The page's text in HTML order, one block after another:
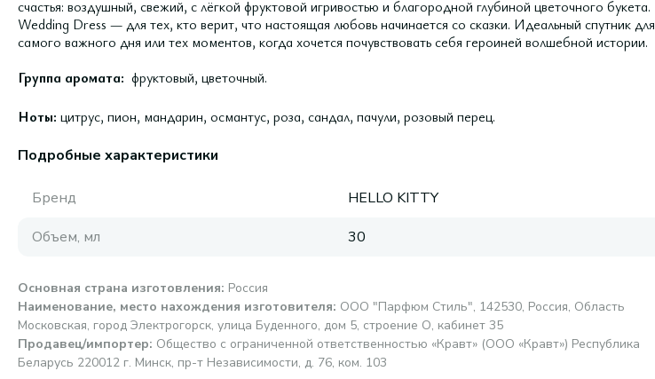
счастья: воздушный, свежий, с лёгкой фруктовой игривостью и благородной глубиной цветочного букета.
Wedding Dress — для тех, кто верит, что настоящая любовь начинается со сказки. Идеальный спутник для
самого важного дня или тех моментов, когда хочется почувствовать себя героиней волшебной истории.
Группа аромата: фруктовый, цветочный.
Ноты: цитрус, пион, мандарин, османтус, роза, сандал, пачули, розовый перец.
Подробные характеристики
Бренд
HELLO KITTY
Объем, мл
30
Основная страна изготовления: Pоссия
Наименование, место нахождения изготовителя: ООО "Парфюм Стиль", 142530, Россия, Область
Московская, город Электрогорск, улица Буденного, дом 5, строение О, кабинет 35
Продавец/импортер: Общество с ограниченной ответственностью «Кравт» (ООО «Кравт») Республика
Беларусь 220012 г. Минск, пр-т Независимости, д. 76, ком. 103